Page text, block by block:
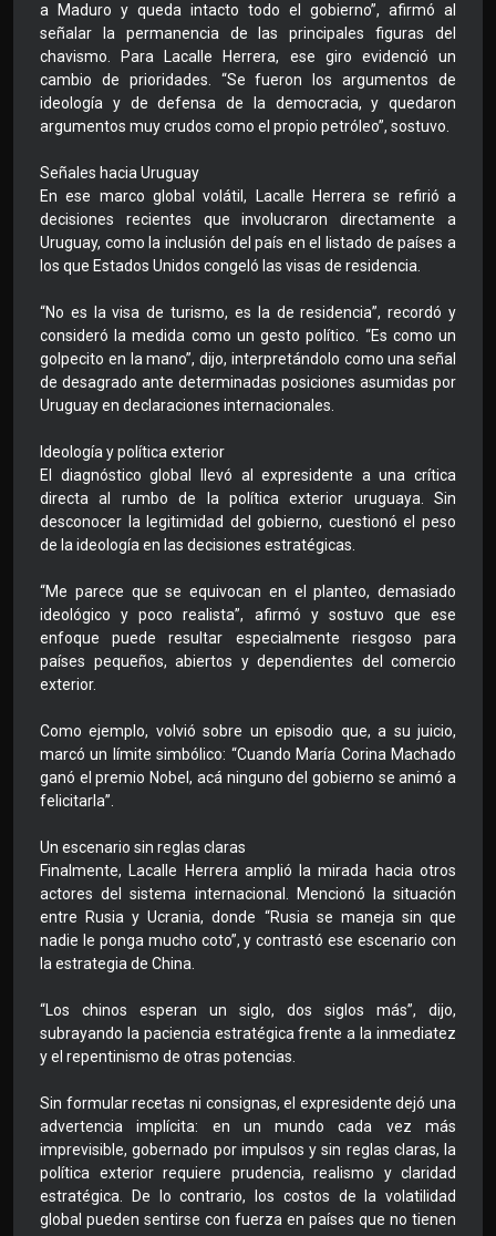
a Maduro y queda intacto todo el gobierno”, afirmó al
señalar la permanencia de las principales figuras del
chavismo. Para Lacalle Herrera, ese giro evidenció un
cambio de prioridades. “Se fueron los argumentos de
ideología y de defensa de la democracia, y quedaron
argumentos muy crudos como el propio petróleo”, sostuvo.
Señales hacia Uruguay
En ese marco global volátil, Lacalle Herrera se refirió a
decisiones recientes que involucraron directamente a
Uruguay, como la inclusión del país en el listado de países a
los que Estados Unidos congeló las visas de residencia.
“No es la visa de turismo, es la de residencia”, recordó y
consideró la medida como un gesto político. “Es como un
golpecito en la mano”, dijo, interpretándolo como una señal
de desagrado ante determinadas posiciones asumidas por
Uruguay en declaraciones internacionales.
Ideología y política exterior
El diagnóstico global llevó al expresidente a una crítica
directa al rumbo de la política exterior uruguaya. Sin
desconocer la legitimidad del gobierno, cuestionó el peso
de la ideología en las decisiones estratégicas.
“Me parece que se equivocan en el planteo, demasiado
ideológico y poco realista”, afirmó y sostuvo que ese
enfoque puede resultar especialmente riesgoso para
países pequeños, abiertos y dependientes del comercio
exterior.
Como ejemplo, volvió sobre un episodio que, a su juicio,
marcó un límite simbólico: “Cuando María Corina Machado
ganó el premio Nobel, acá ninguno del gobierno se animó a
felicitarla”.
Un escenario sin reglas claras
Finalmente, Lacalle Herrera amplió la mirada hacia otros
actores del sistema internacional. Mencionó la situación
entre Rusia y Ucrania, donde “Rusia se maneja sin que
nadie le ponga mucho coto”, y contrastó ese escenario con
la estrategia de China.
“Los chinos esperan un siglo, dos siglos más”, dijo,
subrayando la paciencia estratégica frente a la inmediatez
y el repentinismo de otras potencias.
Sin formular recetas ni consignas, el expresidente dejó una
advertencia implícita: en un mundo cada vez más
imprevisible, gobernado por impulsos y sin reglas claras, la
política exterior requiere prudencia, realismo y claridad
estratégica. De lo contrario, los costos de la volatilidad
global pueden sentirse con fuerza en países que no tienen